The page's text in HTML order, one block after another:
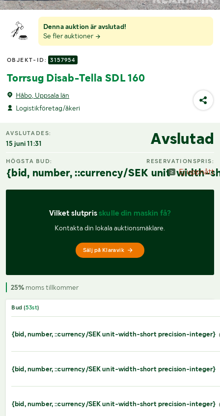
Denna auktion är avslutad!
Se fler auktioner
OBJEKT-ID: 3157954
Torrsug Disab-Tella SDL 160
Håbo, Uppsala län
Logistikföretag/åkeri
AVSLUTADES:
15 juni 11:31 Avslutad
HÖGSTA BUD:
{bid, number, ::currency/SEK unit-width-
RESERVATIONSPRIS:
Ej uppnått
Vilket slutpris skulle din maskin få?
Kontakta din lokala auktionsmäklare.
Sälj på Klaravik
25% moms tillkommer
Bud (53st)
{bid, number, ::currency/SEK unit-width-short precision-integer}
{bid, number, ::currency/SEK unit-width-short precision-integer}
{bid, number, ::currency/SEK unit-width-short precision-integer}